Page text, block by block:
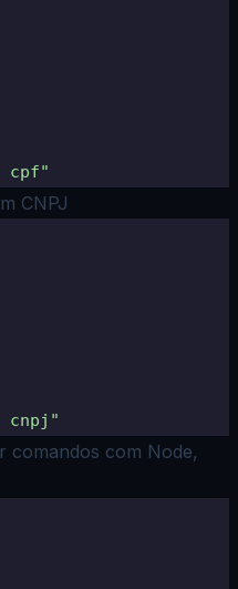
cpf"
CNPJ
cnpj"
comandos com Node,